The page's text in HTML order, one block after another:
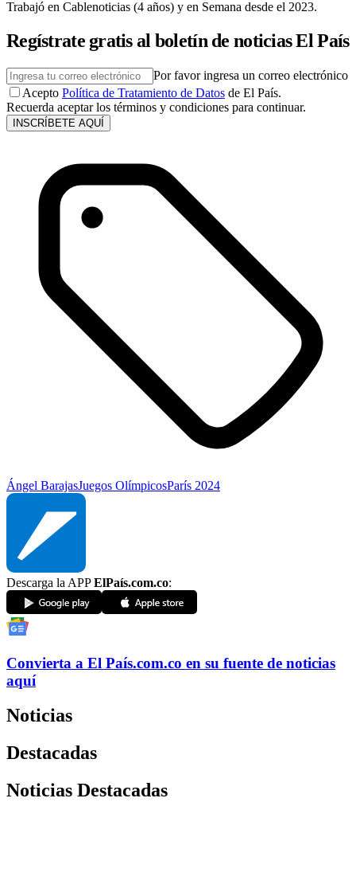
Trabajó en Cablenoticias (4 años) y en Semana desde el 2023.
Regístrate gratis al boletín de noticias El País
Por favor ingresa un correo electrónico
Acepto Política de Tratamiento de Datos de El País.
Recuerda aceptar los términos y condiciones para continuar.
INSCRÍBETE AQUÍ
Ángel BarajasJuegos OlímpicosParís 2024
Descarga la APPElPaís.com.co:
Convierta a El País.com.co en su fuente de noticias
aquí
Noticias
Destacadas
Noticias Destacadas